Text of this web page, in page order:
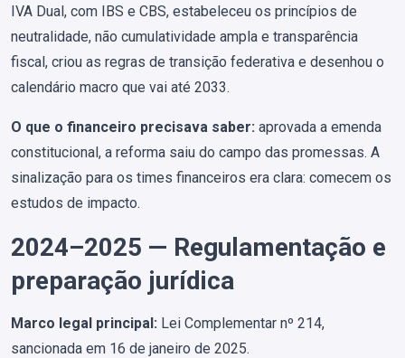
IVA Dual, com IBS e CBS, estabeleceu os princípios de
neutralidade, não cumulatividade ampla e transparência
fiscal, criou as regras de transição federativa e desenhou o
calendário macro que vai até 2033.
O que o financeiro precisava saber: aprovada a emenda
constitucional, a reforma saiu do campo das promessas. A
sinalização para os times financeiros era clara: comecem os
estudos de impacto.
2024–2025 — Regulamentação e
preparação jurídica
Marco legal principal: Lei Complementar nº 214,
sancionada em 16 de janeiro de 2025.